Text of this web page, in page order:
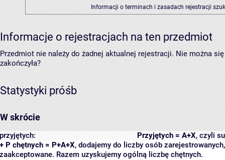
Informacji o terminach i zasadach rejestracji
Informacje o rejestracjach na ten przedmiot
Przedmiot nie należy do żadnej aktualnej rejestracji. Nie można
zakończyła?
Statystyki próśb
W skrócie
Przyjętych = A+X, czyli
przyjętych:
+ P chętnych = P+A+X, dodajemy do liczby osób
zaakceptowane. Razem uzyskujemy ogólną liczbę chętnych.